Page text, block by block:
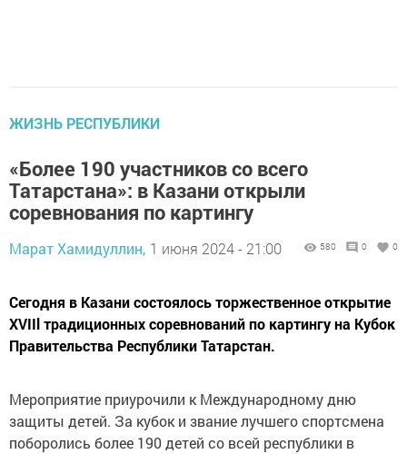
ЖИЗНЬ РЕСПУБЛИКИ
«Более 190 участников со всего
Татарстана»: в Казани открыли
соревнования по картингу
Марат Хамидуллин, 1 июня 2024 - 21:00 580 0 0
Сегодня в Казани состоялось торжественное открытие
XVIIl традиционных соревнований по картингу на Кубок
Правительства Республики Татарстан.
Мероприятие приурочили к Международному дню
защиты детей. За кубок и звание лучшего спортсмена
поборолись более 190 детей со всей республики в